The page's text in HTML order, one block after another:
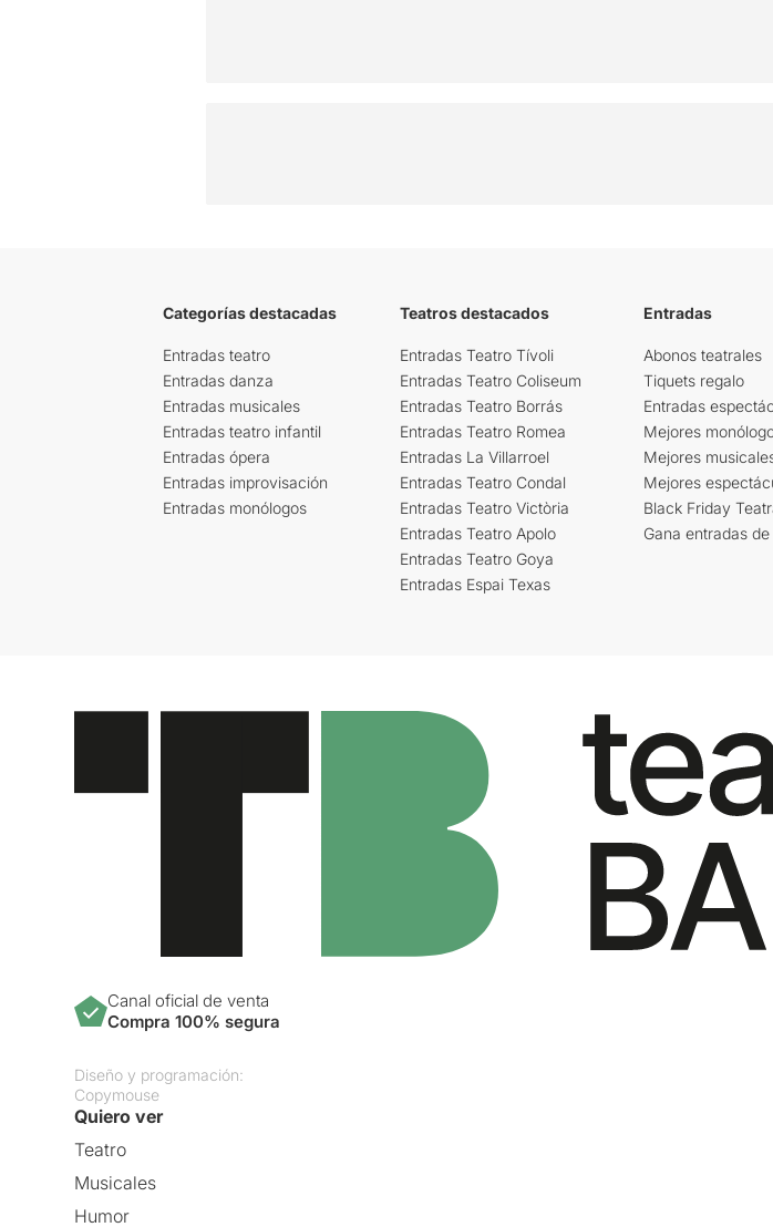
Categorías destacadas
Entradas teatro
Entradas danza
Entradas musicales
Entradas teatro infantil
Entradas ópera
Entradas improvisación
Entradas monólogos
Teatros destacados
Entradas Teatro Tívoli
Entradas Teatro Coliseum
Entradas Teatro Borrás
Entradas Teatro Romea
Entradas La Villarroel
Entradas Teatro Condal
Entradas Teatro Victòria
Entradas Teatro Apolo
Entradas Teatro Goya
Entradas Espai Texas
Entradas
Abonos teatrales
Tiquets regalo
Entradas
Mejores
Mejores
Mejores
Black Friday
Gana entradas
Canal oficial de venta
Compra 100% segura
Diseño y programación:
Copymouse
Quiero ver
Teatro
Musicales
Humor